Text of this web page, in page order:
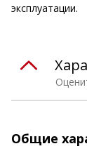
эксплуатации.
Общие